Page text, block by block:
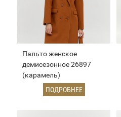
Пальто женское
демисезонное 26897
(карамель)
ПОДРОБНЕЕ